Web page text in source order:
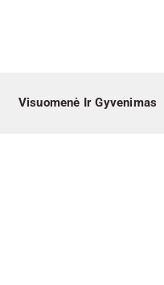
Visuomenė Ir Gyvenimas